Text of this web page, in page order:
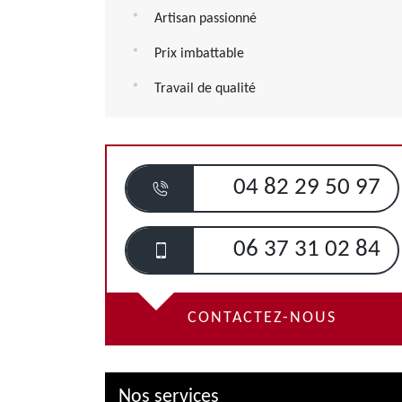
Artisan passionné
Prix imbattable
Travail de qualité
04 82 29 50 97
06 37 31 02 84
CONTACTEZ-NOUS
Nos services